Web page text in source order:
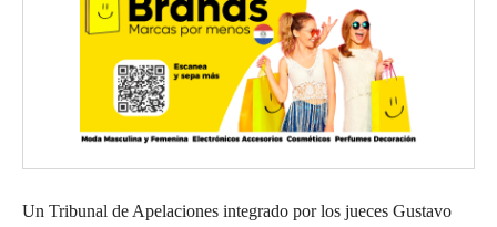
Un Tribunal de Apelaciones integrado por los jueces Gustavo